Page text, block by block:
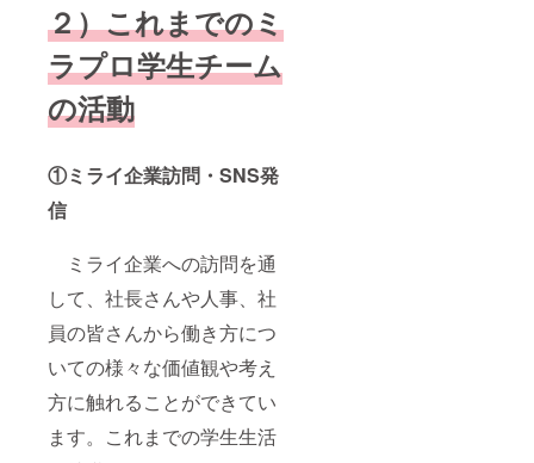
２）これまでのミ
ラプロ学生チーム
の活動
①ミライ企業訪問・SNS発
信
ミライ企業への訪問を通
して、社長さんや人事、社
員の皆さんから働き方につ
いての様々な価値観や考え
方に触れることができてい
ます。これまでの学生生活